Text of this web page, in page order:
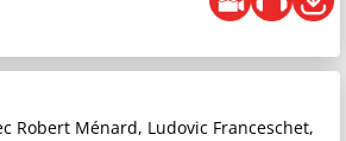
Robert Ménard, Ludovic Franceschet,